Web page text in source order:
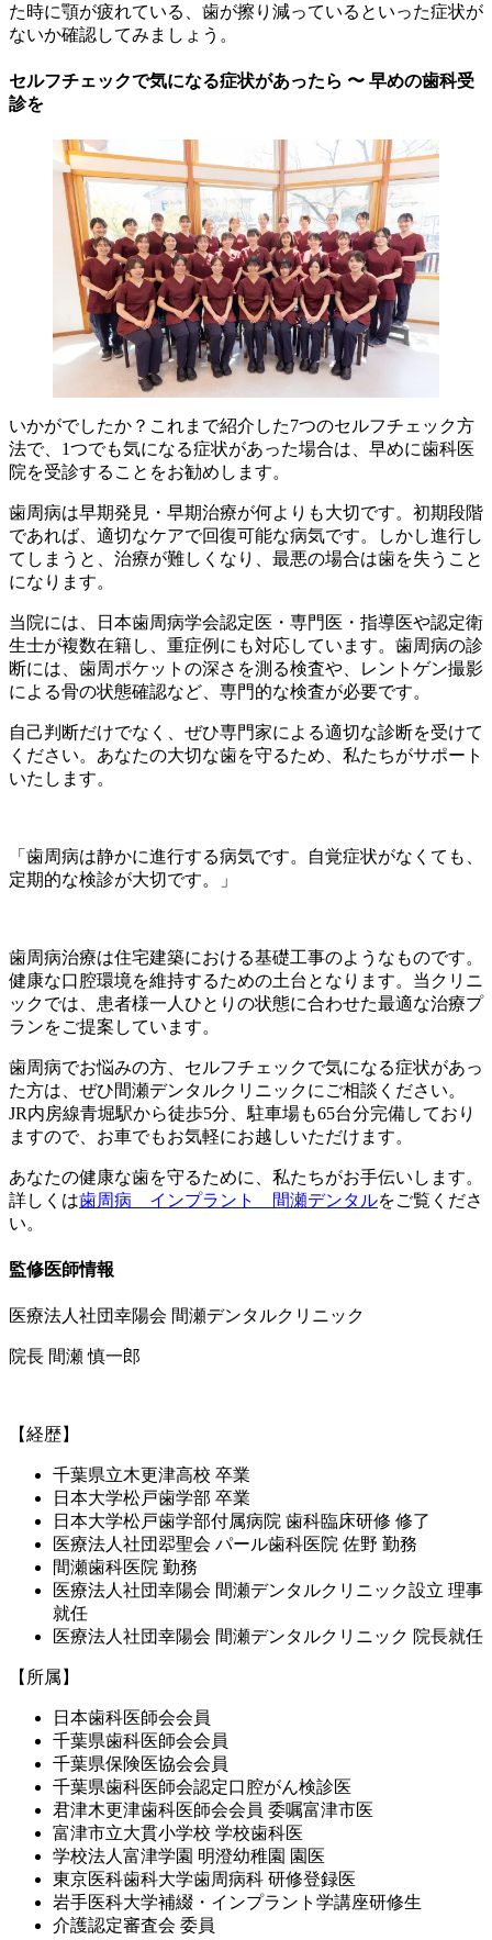
た時に顎が疲れている、歯が擦り減っているといった症状が
ないか確認してみましょう。
セルフチェックで気になる症状があったら 〜 早めの歯科受
診を
いかがでしたか？これまで紹介した7つのセルフチェック方
法で、1つでも気になる症状があった場合は、早めに歯科医
院を受診することをお勧めします。
歯周病は早期発見・早期治療が何よりも大切です。初期段階
であれば、適切なケアで回復可能な病気です。しかし進行し
てしまうと、治療が難しくなり、最悪の場合は歯を失うこと
になります。
当院には、日本歯周病学会認定医・専門医・指導医や認定衛
生士が複数在籍し、重症例にも対応しています。歯周病の診
断には、歯周ポケットの深さを測る検査や、レントゲン撮影
による骨の状態確認など、専門的な検査が必要です。
自己判断だけでなく、ぜひ専門家による適切な診断を受けて
ください。あなたの大切な歯を守るため、私たちがサポート
いたします。
「歯周病は静かに進行する病気です。自覚症状がなくても、
定期的な検診が大切です。」
歯周病治療は住宅建築における基礎工事のようなものです。
健康な口腔環境を維持するための土台となります。当クリニ
ックでは、患者様一人ひとりの状態に合わせた最適な治療プ
ランをご提案しています。
歯周病でお悩みの方、セルフチェックで気になる症状があっ
た方は、ぜひ間瀬デンタルクリニックにご相談ください。
JR内房線青堀駅から徒歩5分、駐車場も65台分完備しており
ますので、お車でもお気軽にお越しいただけます。
あなたの健康な歯を守るために、私たちがお手伝いします。
詳しくは歯周病 インプラント 間瀬デンタルをご覧くださ
い。
監修医師情報
医療法人社団幸陽会 間瀬デンタルクリニック
院長 間瀬 慎一郎
【経歴】
千葉県立木更津高校 卒業
日本大学松戸歯学部 卒業
日本大学松戸歯学部付属病院 歯科臨床研修 修了
医療法人社団翆聖会 パール歯科医院 佐野 勤務
間瀬歯科医院 勤務
医療法人社団幸陽会 間瀬デンタルクリニック設立 理事
就任
医療法人社団幸陽会 間瀬デンタルクリニック 院長就任
【所属】
日本歯科医師会会員
千葉県歯科医師会会員
千葉県保険医協会会員
千葉県歯科医師会認定口腔がん検診医
君津木更津歯科医師会会員 委嘱富津市医
富津市立大貫小学校 学校歯科医
学校法人富津学園 明澄幼稚園 園医
東京医科歯科大学歯周病科 研修登録医
岩手医科大学補綴・インプラント学講座研修生
介護認定審査会 委員